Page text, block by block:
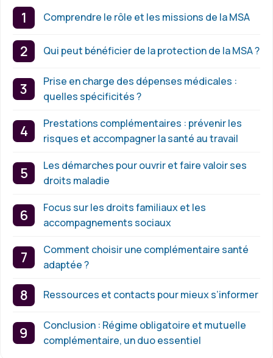
Comprendre le rôle et les missions de la MSA
Qui peut bénéficier de la protection de la MSA ?
Prise en charge des dépenses médicales :
quelles spécificités ?
Prestations complémentaires : prévenir les
risques et accompagner la santé au travail
Les démarches pour ouvrir et faire valoir ses
droits maladie
Focus sur les droits familiaux et les
accompagnements sociaux
Comment choisir une complémentaire santé
adaptée ?
Ressources et contacts pour mieux s’informer
Conclusion : Régime obligatoire et mutuelle
complémentaire, un duo essentiel